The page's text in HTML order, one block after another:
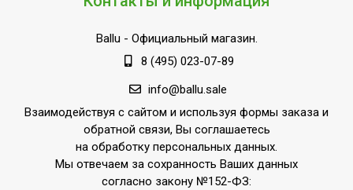
Инверторная технология
Да
Вес товара (нетто)
7
Да
Режим осушения
Да
Базовая мощность
кондиционера
(охлаждение),BTU
7 000
Ballu - Официальный магазин.
8 (495) 023-07-89
info@ballu.sale
Взаимодействуя с сайтом и используя формы заказа и
обратной связи, Вы соглашаетесь
на обработку персональных данных.
Мы отвечаем за сохранность Ваших данных
согласно закону №152-ФЗ: